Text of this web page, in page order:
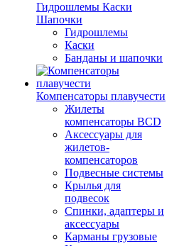
Гидрошлемы Каски
Шапочки
Гидрошлемы
Каски
Банданы и шапочки
Компенсаторы плавучести
Жилеты
компенсаторы BCD
Аксессуары для
жилетов-
компенсаторов
Подвесные системы
Крылья для
подвесок
Спинки, адаптеры и
аксессуары
Карманы грузовые